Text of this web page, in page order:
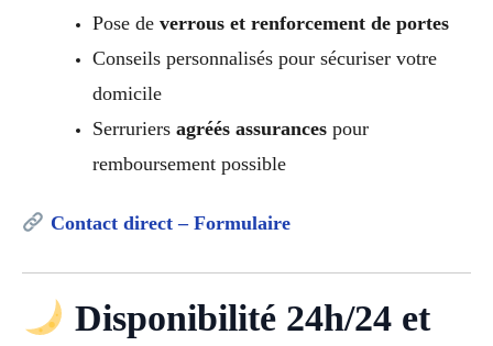
Pose de verrous et renforcement de portes
Conseils personnalisés pour sécuriser votre
domicile
Serruriers agréés assurancespour
remboursement possible
Contact direct – Formulaire
Disponibilité 24h/24 et